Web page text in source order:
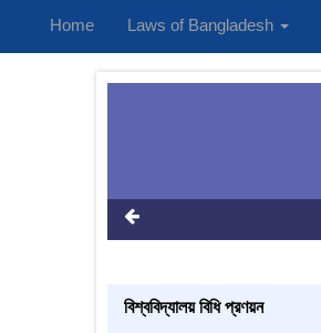
Home Laws of Bangladesh
বিশ্ববিদ্যালয় বিধি প্রণয়ন